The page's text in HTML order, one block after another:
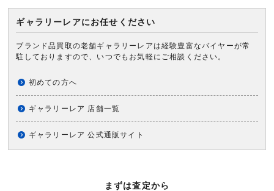
ギャラリーレアにお任せください
ブランド品買取の老舗ギャラリーレアは経験豊富なバイヤーが常
駐しておりますので、いつでもお気軽にご相談ください。
初めての方へ
ギャラリーレア 店舗一覧
ギャラリーレア 公式通販サイト
まずは査定から